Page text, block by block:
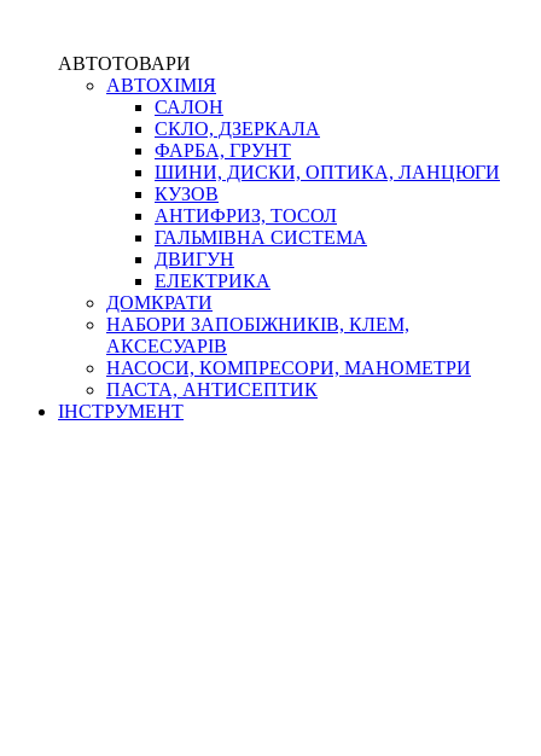
АВТОТОВАРИ
АВТОХІМІЯ
САЛОН
СКЛО, ДЗЕРКАЛА
ФАРБА, ГРУНТ
ШИНИ, ДИСКИ, ОПТИКА, ЛАНЦЮГИ
КУЗОВ
АНТИФРИЗ, ТОСОЛ
ГАЛЬМІВНА СИСТЕМА
ДВИГУН
ЕЛЕКТРИКА
ДОМКРАТИ
НАБОРИ ЗАПОБІЖНИКІВ, КЛЕМ,
АКСЕСУАРІВ
НАСОСИ, КОМПРЕСОРИ, МАНОМЕТРИ
ПАСТА, АНТИСЕПТИК
ІНСТРУМЕНТ